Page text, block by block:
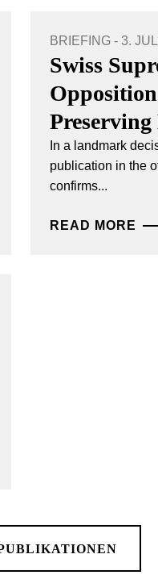
BRIEFING - 3.
Swiss
Preserving
In a landmark
publication in the
confirms...
READ MORE